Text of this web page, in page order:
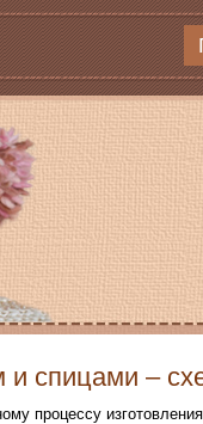
и спицами –
процессу